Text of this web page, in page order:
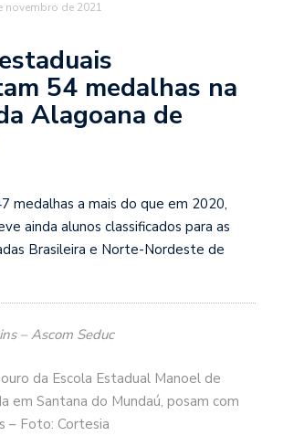
novembro de 2021
54 medalhas na
Alagoana de
medalhas a mais do que em 2020,
ainda alunos classificados para as
Brasileira e Norte-Nordeste de
– Ascom Seduc
da Escola Estadual Manoel de
em Santana do Mundaú, posam com
– Foto: Cortesia